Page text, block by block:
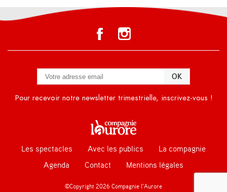
Pour recevoir notre newsletter trimestrielle, inscrivez-vous !
Les spectacles Avec les publics
La compagnie
Agenda
Contact Mentions légales
©Copyright 2026 Compagnie l’Aurore